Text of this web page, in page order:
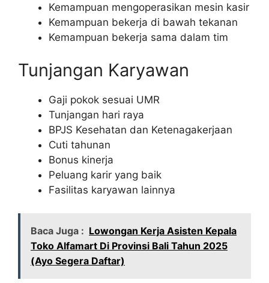
Kemampuan mengoperasikan mesin kasir
Kemampuan bekerja di bawah tekanan
Kemampuan bekerja sama dalam tim
Tunjangan Karyawan
Gaji pokok sesuai UMR
Tunjangan hari raya
BPJS Kesehatan dan Ketenagakerjaan
Cuti tahunan
Bonus kinerja
Peluang karir yang baik
Fasilitas karyawan lainnya
Baca Juga : Lowongan Kerja Asisten Kepala
Toko Alfamart Di Provinsi Bali Tahun 2025
(Ayo Segera Daftar)